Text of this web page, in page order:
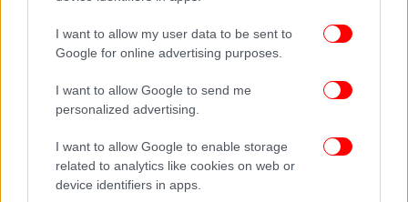
I want to allow my user data to be sent to
Google for online advertising purposes.
I want to allow Google to send me
personalized advertising.
I want to allow Google to enable storage
related to analytics like cookies on web or
device identifiers in apps.
ΕΛΛΑΔΑ 14/03/2024 14:36